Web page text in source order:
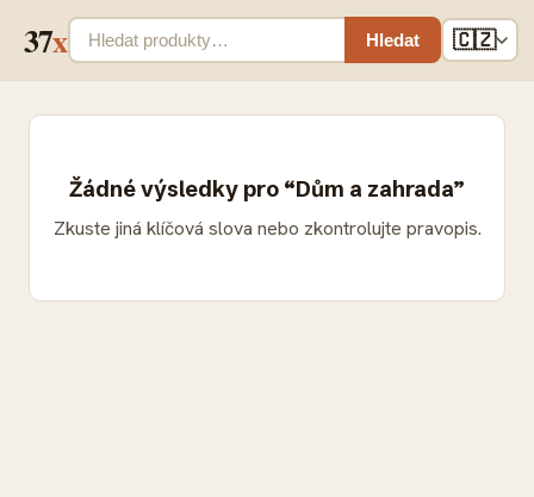
37x Hledat 🇨🇿
Žádné výsledky pro “Dům a zahrada”
Zkuste jiná klíčová slova nebo zkontrolujte pravopis.